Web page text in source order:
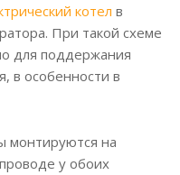
котел в
При такой схеме
для поддержания
в особенности в
монтируются на
у обоих